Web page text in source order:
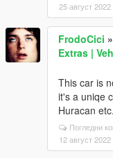
25 август 2022
FrodoCici »
Extras |
This car is
it's a uniqe
Huracan
Погледни
12 август 2022